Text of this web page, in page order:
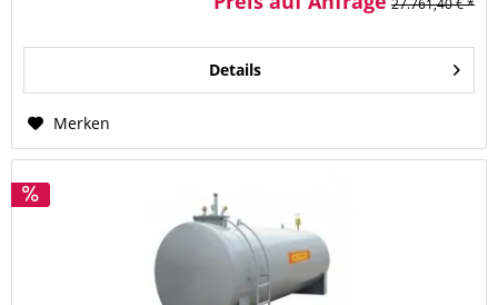
27.761,40 € *
Details
Merken